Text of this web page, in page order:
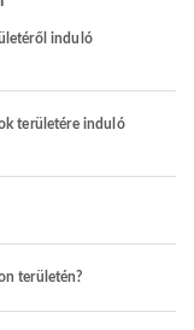
induló
területére induló
területén?